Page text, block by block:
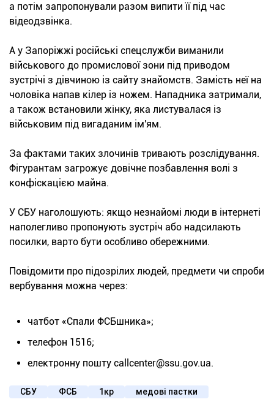
а потім запропонували разом випити її під час
відеодзвінка.
А у Запоріжжі російські спецслужби виманили
військового до промислової зони під приводом
зустрічі з дівчиною із сайту знайомств. Замість неї на
чоловіка напав кілер із ножем. Нападника затримали,
а також встановили жінку, яка листувалася із
військовим під вигаданим ім'ям.
За фактами таких злочинів тривають розслідування.
Фігурантам загрожує довічне позбавлення волі з
конфіскацією майна.
У СБУ наголошують: якщо незнайомі люди в інтернеті
наполегливо пропонують зустріч або надсилають
посилки, варто бути особливо обережними.
Повідомити про підозрілих людей, предмети чи спроби
вербування можна через:
чатбот «Спали ФСБшника»;
телефон 1516;
електронну пошту callcenter@ssu.gov.ua.
СБУ ФСБ 1кр медові пастки